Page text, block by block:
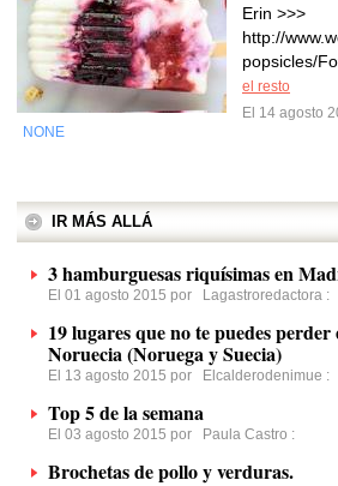
Erin >>>
http://
popsicles/
el resto
El 14 agosto
NONE
IR MÁS ALLÁ
3 hamburguesas riquísimas en
El 01 agosto 2015 por Lagastroredactora :
19 lugares que no te puedes
Noruecia (Noruega y Suecia)
El 13 agosto 2015 por Elcalderodenimue :
Top 5 de la semana
El 03 agosto 2015 por Paula Castro :
Brochetas de pollo y verduras.